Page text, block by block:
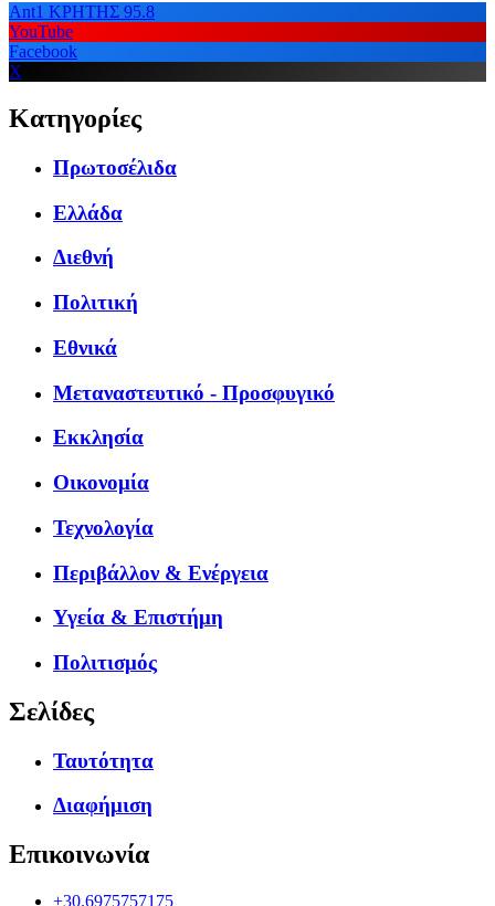
Ant1 ΚΡΗΤΗΣ 95.8
YouTube
Facebook
X
Κατηγορίες
Πρωτοσέλιδα
Ελλάδα
Διεθνή
Πολιτική
Εθνικά
Μεταναστευτικό - Προσφυγικό
Εκκλησία
Οικονομία
Τεχνολογία
Περιβάλλον & Ενέργεια
Υγεία & Επιστήμη
Πολιτισμός
Σελίδες
Ταυτότητα
Διαφήμιση
Επικοινωνία
+30.6975757175